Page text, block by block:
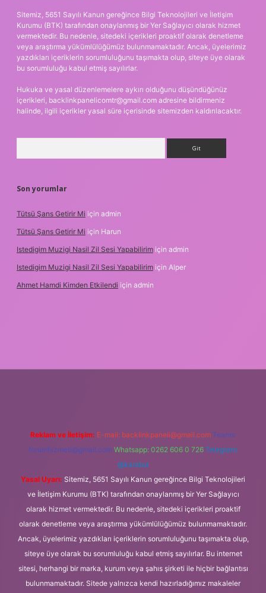
Sitemiz, 5651 Sayılı Kanun gereğince Bilgi Teknolojileri ve İletişim
Kurumu (BTK) tarafından onaylanmış bir Yer Sağlayıcı olarak hizmet
vermektedir. Bu nedenle, sitedeki içerikleri proaktif olarak denetleme
veya araştırma yükümlülüğümüz bulunmamaktadır. Ancak, üyelerimiz
yazdıkları içeriklerin sorumluluğunu taşımakta olup, siteye üye olarak
bu sorumluluğu kabul etmiş sayılırlar.
Hukuka ve yasal düzenlemelere aykırı olduğunu düşündüğünüz
içerikleri, backlinkpanelicomtr@gmail.com adresine bildirmeniz
halinde, ilgili içerikler yasal süre içerisinde sitemizden kaldırılacaktır.
Son yorumlar
Tütsü Şans Getirir Mi için admin
Tütsü Şans Getirir Mi için Harun
Istedigim Muzigi Nasil Zil Sesi Yapabilirim için admin
Istedigim Muzigi Nasil Zil Sesi Yapabilirim için Alper
Ahmet Hamdi Kimden Etkilendi için admin
Reklam ve İletişim: E-mail: backlinkpaneli@gmail.com Teams:
forumhizmeti@gmail.com Whatsapp: 0262 606 0 726 Telegram:
@karabul
Yasal Uyarı: Sitemiz, 5651 Sayılı Kanun gereğince Bilgi Teknolojileri
ve İletişim Kurumu (BTK) tarafından onaylanmış bir Yer Sağlayıcı
olarak hizmet vermektedir. Bu nedenle, sitedeki içerikleri proaktif
olarak denetleme veya araştırma yükümlülüğümüz bulunmamaktadır.
Ancak, üyelerimiz yazdıkları içeriklerin sorumluluğunu taşımakta olup,
siteye üye olarak bu sorumluluğu kabul etmiş sayılırlar. Bu internet
sitesi, herhangi bir marka, kurum veya şahıs şirketi ile hiçbir bağlantısı
bulunmamaktadır. Sitede yalnızca kendi hazırladığımız makaleler